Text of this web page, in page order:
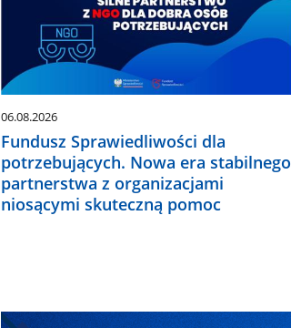
06.08.2026
Fundusz Sprawiedliwości dla
potrzebujących. Nowa era stabilnego
partnerstwa z organizacjami
niosącymi skuteczną pomoc